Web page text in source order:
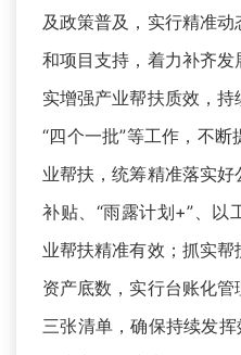
及政策普及，实行精准
和项目支持，着力补齐
实增强产业帮扶质效，
“四个一批”等工作，不
业帮扶，统筹精准落实
补贴、“雨露计划+”、以
业帮扶精准有效；抓实
资产底数，实行台账化
三张清单，确保持续发